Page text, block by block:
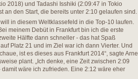
2018) und Tadashi Isshiki (2:09:47 in Tokio
an den Start, die bereits unter 2:10 gelaufen sind.
in diesem Weltklassefeld in die Top-10 laufen.
meinem Debüt in Frankfurt bin ich die erste
Hälfte dann schneller - das hat Spaß
Platz 21 und im Ziel war ich dann Vierter. Und
ist es dieses aus Frankfurt 2014“, sagte Arne
plant. „Ich denke, eine Zeit zwischen 2:09
wäre ich zufrieden. Eine 2:12 wäre eher